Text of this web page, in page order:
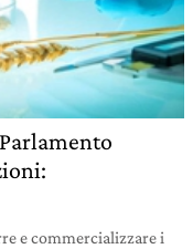
e commercializzare i